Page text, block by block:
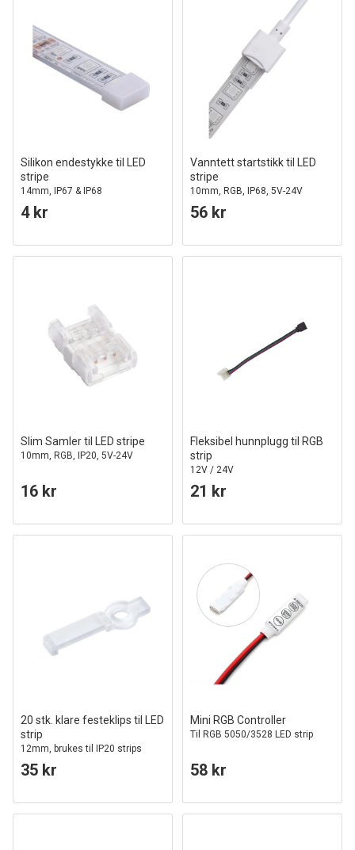
Silikon endestykke til LED
stripe
14mm, IP67 & IP68
4 kr
Vanntett startstikk til LED
stripe
10mm, RGB, IP68, 5V-24V
56 kr
Slim Samler til LED stripe
10mm, RGB, IP20, 5V-24V
16 kr
Fleksibel hunnplugg til RGB
strip
12V / 24V
21 kr
20 stk. klare festeklips til LED
strip
12mm, brukes til IP20 strips
35 kr
Mini RGB Controller
Til RGB 5050/3528 LED strip
58 kr